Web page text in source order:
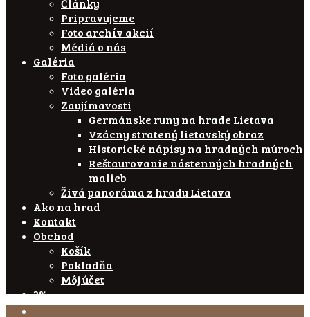
Články
Pripravujeme
Foto archív akcií
Médiá o nás
Galéria
Foto galéria
Video galéria
Zaujímavosti
Germánske runy na hrade Lietava
Vzácny stratený lietavský obraz
Historické nápisy na hradných múroch
Reštaurovanie nástenných hradných
malieb
Živá panoráma z hradu Lietava
Ako na hrad
Kontakt
Obchod
Košík
Pokladňa
Môj účet
2%